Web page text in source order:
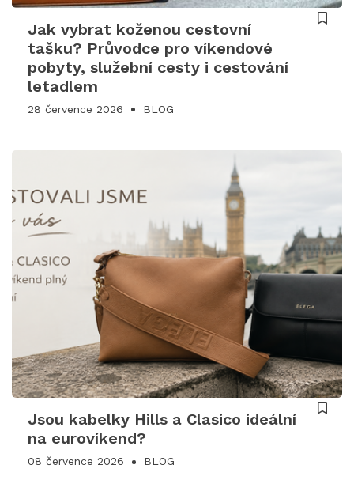
Jak vybrat koženou cestovní
tašku? Průvodce pro víkendové
pobyty, služební cesty i cestování
letadlem
28 července 2026 BLOG
Jsou kabelky Hills a Clasico ideální
na eurovíkend?
08 července 2026 BLOG